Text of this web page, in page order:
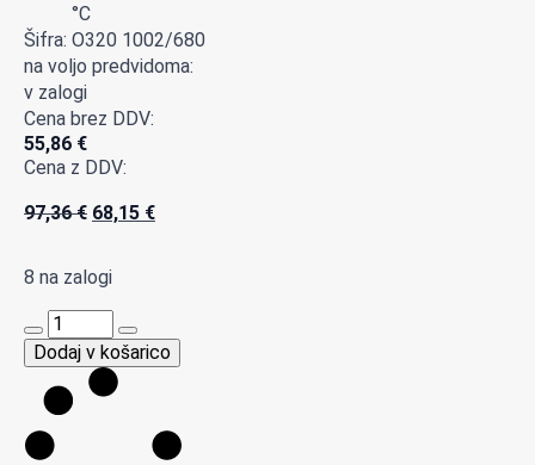
°C
Šifra: O320 1002/680
na voljo predvidoma:
v zalogi
Cena brez DDV:
55,86 €
Cena z DDV:
97,36€ Izvirna
bila:
97,36 €.
68,15 €Trenutna
8 na zalogi
O320
1002/680
temperaturno
tipalo
(RTD)
s
Dodaj v košarico